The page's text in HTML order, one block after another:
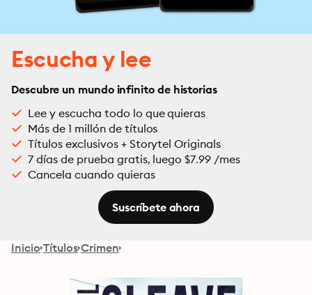
Escucha y lee
Descubre un mundo infinito de historias
Lee y escucha todo lo que quieras
Más de 1 millón de títulos
Títulos exclusivos + Storytel Originals
7 días de prueba gratis, luego $7.99 /mes
Cancela cuando quieras
Suscríbete ahora
Inicio Títulos Crimen